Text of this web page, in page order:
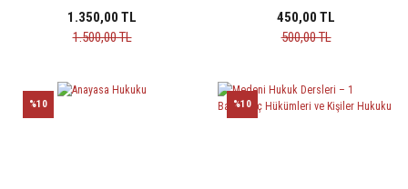
1.350,00 TL
1.500,00 TL
450,00 TL
500,00 TL
%10 %10